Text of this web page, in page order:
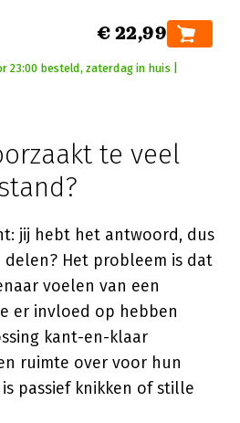
€ 22,99
23:00 besteld, zaterdag in huis |
te veel
jij hebt het antwoord, dus
Het probleem is dat
voelen van een
er invloed op hebben
kant-en-klaar
ruimte over voor hun
passief knikken of stille